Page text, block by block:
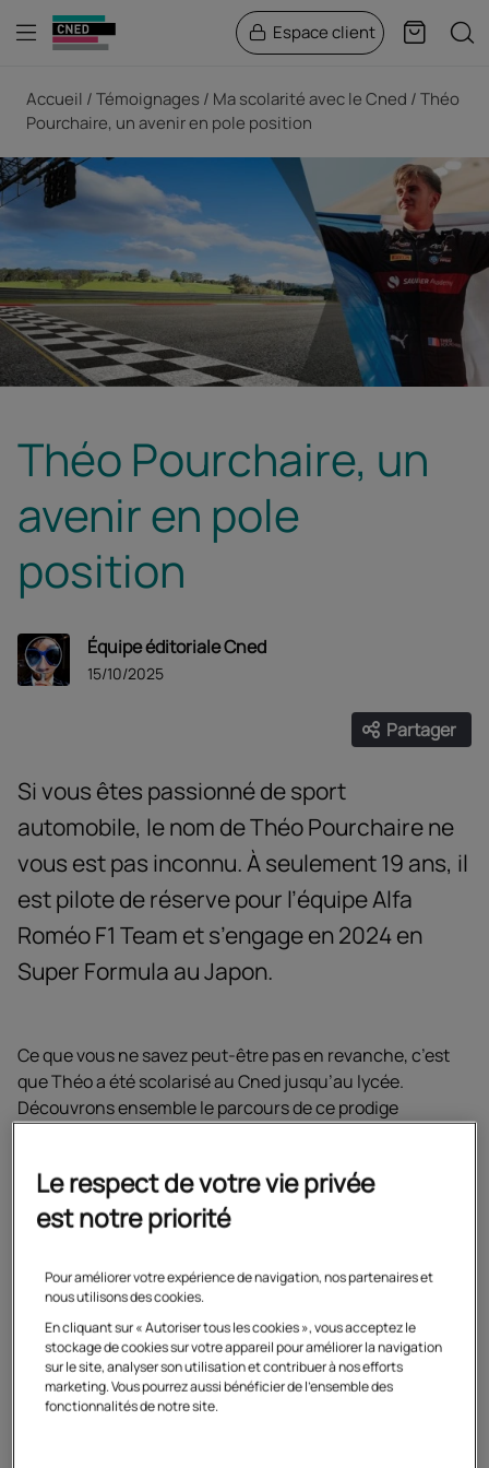
Menu Espace client Panier
Accueil Témoignages Ma scolarité avec le Cned
Théo
Pourchaire, un avenir en pole position
Théo Pourchaire, un
avenir en pole
position
Équipe éditoriale Cned
15/10/2025
Partager
Ouvrir
Si vous êtes passionné de sport
automobile, le nom de Théo Pourchaire ne
vous est pas inconnu. À seulement 19 ans, il
est pilote de réserve pour l’équipe Alfa
Roméo F1 Team et s’engage en 2024 en
Super Formula au Japon.
Ce que vous ne savez peut-être pas en revanche, c’est
que Théo a été scolarisé au Cned jusqu’au lycée.
Découvrons ensemble le parcours de ce prodige
Le respect de votre vie privée
est notre priorité
Pour améliorer votre expérience de navigation, nos partenaires et
nous utilisons des cookies.
En cliquant sur « Autoriser tous les cookies », vous acceptez le
stockage de cookies sur votre appareil pour améliorer la navigation
sur le site, analyser son utilisation et contribuer à nos efforts
marketing. Vous pourrez aussi bénéficier de l'ensemble des
fonctionnalités de notre site.